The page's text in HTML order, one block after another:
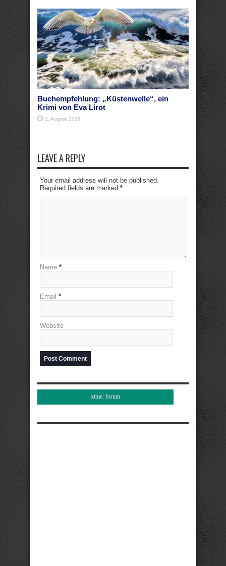
Buchempfehlung: „Küstenwelle“, ein
Krimi von Eva Lirot
2. August 2026
LEAVE A REPLY
Your email address will not be published.
Required fields are marked *
Name *
Email *
Website
xtme: forum